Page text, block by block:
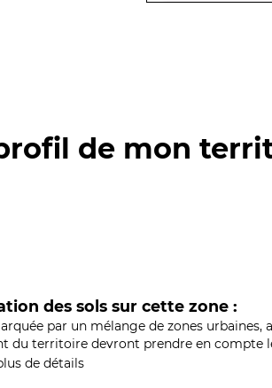
de mon
des sols sur cette zone :
par un mélange de zones urbaines,
du territoire devront prendre en compte
de détails